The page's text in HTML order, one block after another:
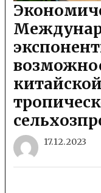
17.12.2023